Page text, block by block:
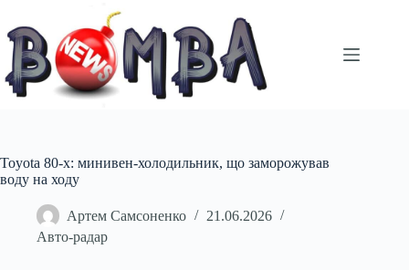
вмісту
Toyota 80-х: минивен-холодильник, що заморожував
воду на ходу
Артем Самсоненко
21.06.2026
Авто-радар